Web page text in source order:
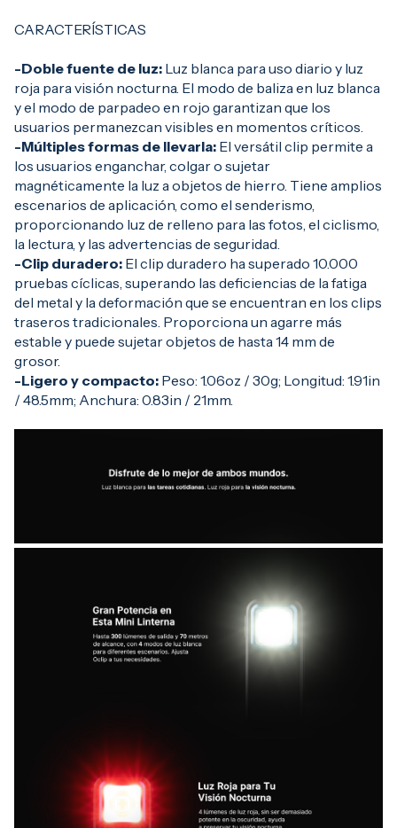
CARACTERÍSTICAS
-Doble fuente de luz: Luz blanca para uso diario y luz
roja para visión nocturna. El modo de baliza en luz blanca
y el modo de parpadeo en rojo garantizan que los
usuarios permanezcan visibles en momentos críticos.
-Múltiples formas de llevarla: El versátil clip permite a
los usuarios enganchar, colgar o sujetar
magnéticamente la luz a objetos de hierro. Tiene amplios
escenarios de aplicación, como el senderismo,
proporcionando luz de relleno para las fotos, el ciclismo,
la lectura, y las advertencias de seguridad.
-Clip duradero: El clip duradero ha superado 10.000
pruebas cíclicas, superando las deficiencias de la fatiga
del metal y la deformación que se encuentran en los clips
traseros tradicionales. Proporciona un agarre más
estable y puede sujetar objetos de hasta 14 mm de
grosor.
-Ligero y compacto: Peso: 1.06oz / 30g; Longitud: 1.91in
/ 48.5mm; Anchura: 0.83in / 21mm.